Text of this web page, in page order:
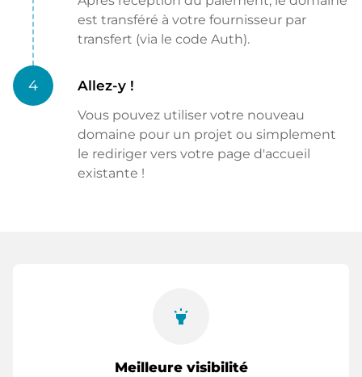
est transféré à votre fournisseur par
transfert (via le code Auth).
4 Allez-y !
Vous pouvez utiliser votre nouveau
domaine pour un projet ou simplement
le rediriger vers votre page d'accueil
existante !
highlight
Meilleure visibilité